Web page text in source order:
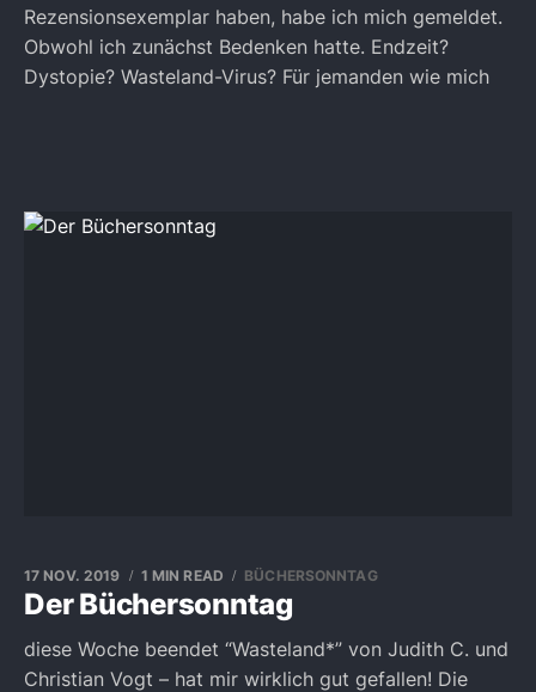
Rezensionsexemplar haben, habe ich mich gemeldet.
Obwohl ich zunächst Bedenken hatte. Endzeit?
Dystopie? Wasteland-Virus? Für jemanden wie mich
Der Büchersonntag
17 NOV. 2019 1 MIN READ BÜCHERSONNTAG
diese Woche beendet “Wasteland*” von Judith C. und
Christian Vogt – hat mir wirklich gut gefallen! Die